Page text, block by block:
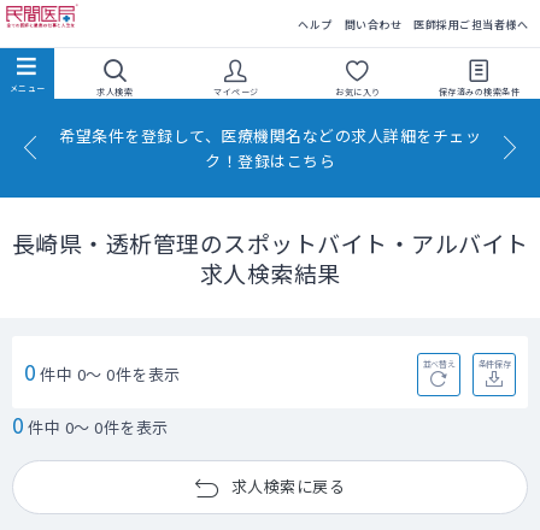
ヘルプ 問い合わせ 医師採用ご担当者様へ
求人検索 マイページ お気に入り 保存済みの検索条件
希望条件を登録して、医療機関名などの求人詳細をチェッ
ク！登録はこちら
長崎県・透析管理のスポットバイト・アルバイト
求人検索結果
0 件中 0～ 0件を表示 並べ替え 条件保存
0 件中 0～ 0件を表示
求人検索に戻る